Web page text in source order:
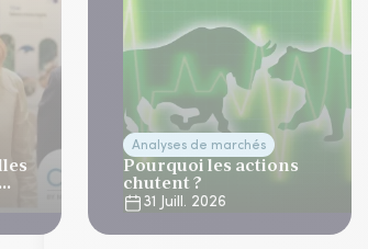
Analyses de marchés
Pourquoi les actions
chutent ?
31 Juill. 2026